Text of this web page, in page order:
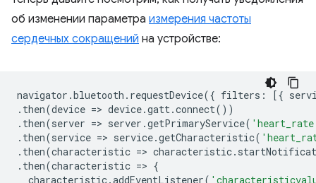
об изменении параметра измерения частоты
сердечных сокращений на устройстве:
navigator .bluetooth . requestDevice({ filters : [{
. then(device => device.gatt.connect())
. then(server => server .getPrimaryService(
. then(service => service.getCharacteristic(
. then(characteristic => characteristic.
. then(characteristic => {
characteristic.addEventListener(